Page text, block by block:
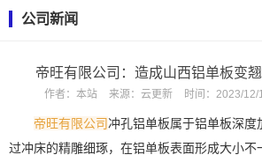
公司新闻
帝旺有限公司：造成山西铝单板变翘
作者： 本站 来源： 云更新 时间： 2023/12/
帝旺有限公司冲孔铝单板属于铝单板深度
过冲床的精雕细琢，在铝单板表面形成大小不